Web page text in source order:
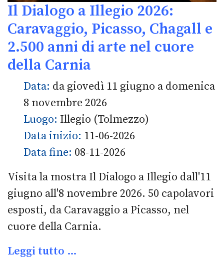
Il Dialogo a Illegio 2026:
Caravaggio, Picasso, Chagall e
2.500 anni di arte nel cuore
della Carnia
Data: da giovedì 11 giugno a domenica
8 novembre 2026
Luogo: Illegio (Tolmezzo)
Data inizio: 11-06-2026
Data fine: 08-11-2026
Visita la mostra Il Dialogo a Illegio dall'11
giugno all'8 novembre 2026. 50 capolavori
esposti, da Caravaggio a Picasso, nel
cuore della Carnia.
Leggi tutto …